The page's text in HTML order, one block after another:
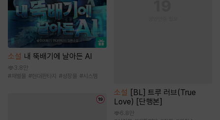
소설 내 뚝배기에 날아든 AI
3.8만
# 재벌물 #현대판타지 #성장물 #시스템
소설
[BL] 트루 러브(True
Love) [단행본]
6.8만